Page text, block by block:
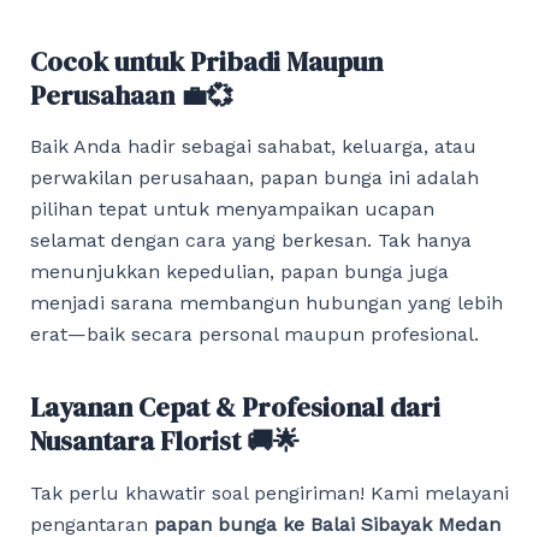
Cocok untuk Pribadi Maupun
Perusahaan 💼💞
Baik Anda hadir sebagai sahabat, keluarga, atau
perwakilan perusahaan, papan bunga ini adalah
pilihan tepat untuk menyampaikan ucapan
selamat dengan cara yang berkesan. Tak hanya
menunjukkan kepedulian, papan bunga juga
menjadi sarana membangun hubungan yang lebih
erat—baik secara personal maupun profesional.
Layanan Cepat & Profesional dari
Nusantara Florist 🚚🌟
Tak perlu khawatir soal pengiriman! Kami melayani
pengantaran papan bunga ke Balai Sibayak Medan